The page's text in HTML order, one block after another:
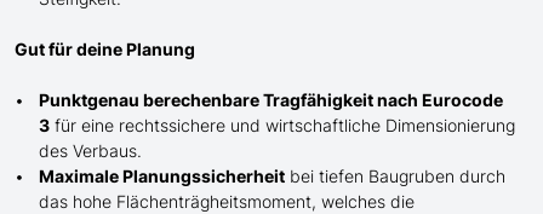
Gut für deine Planung
Punktgenau berechenbare Tragfähigkeit nach Eurocode
3 für eine rechtssichere und wirtschaftliche Dimensionierung
des Verbaus.
Maximale Planungssicherheit bei tiefen Baugruben durch
das hohe Flächenträgheitsmoment, welches die